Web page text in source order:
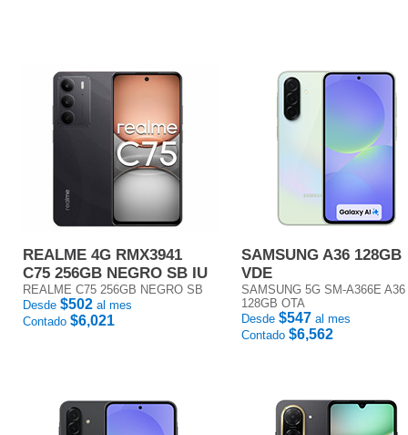
REALME 4G RMX3941
C75 256GB NEGRO SB IU
REALME C75 256GB NEGRO SB
Desde $502 al mes
Contado $6,021
SAMSUNG A36 128GB
VDE
SAMSUNG 5G SM-A366E A36
128GB OTA
Desde $547 al mes
Contado $6,562